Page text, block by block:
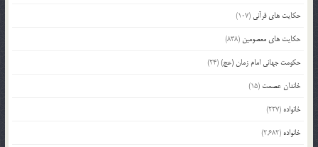
حکایت های قرآنی (107)
حکایت های معصومین (838)
حکومت جهانی امام زمان (عج)(24)
خاندان عصمت (15)
خانواده (227)
خانواده (2,682)